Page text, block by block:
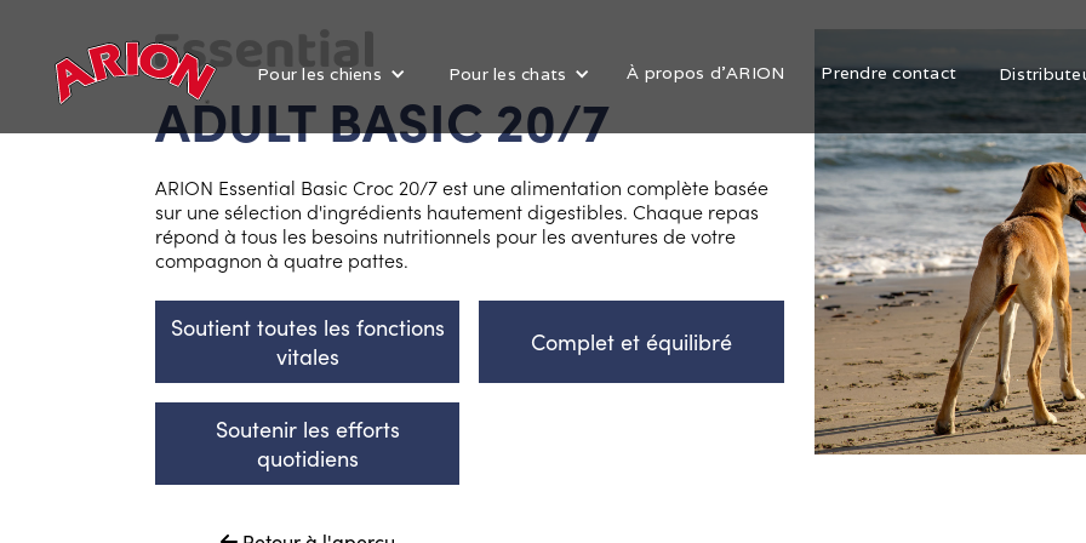
Pour les chiens Pour les chats À propos d'ARION Prendre contact
ADULT BASIC 20/7
ARION Essential Basic Croc 20/7 est une alimentation complète basée
sur une sélection d'ingrédients hautement digestibles. Chaque repas
répond à tous les besoins nutritionnels pour les aventures de votre
compagnon à quatre pattes.
Soutient toutes les fonctions
vitales
Complet et équilibré
Soutenir les efforts
quotidiens